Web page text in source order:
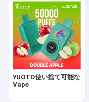
YUOTO使い捨て可能な
Vape